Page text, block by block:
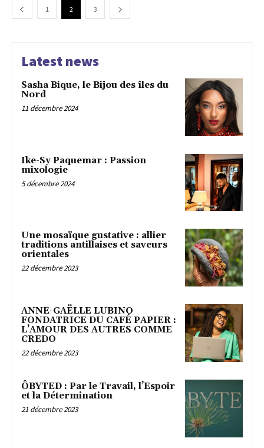
1 2 3
Latest news
Sasha Bique, le Bijou des îles du
Nord
11 décembre 2024
Ike-Sy Paquemar : Passion
mixologie
5 décembre 2024
Une mosaïque gustative : allier
traditions antillaises et saveurs
orientales
22 décembre 2023
ANNE-GAËLLE LUBINO
FONDATRICE DU CAFÉ PAPIER :
L’AMOUR DES AUTRES COMME
CREDO
22 décembre 2023
ÔBYTED : Par le Travail, l’Espoir
et la Détermination
21 décembre 2023